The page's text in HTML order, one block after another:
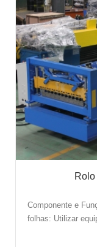
Componente e
folhas: Utilizar